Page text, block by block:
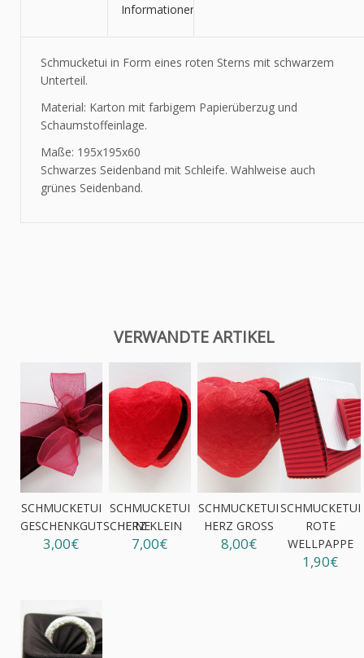
Informationen
Schmucketui in Form eines roten Sterns mit schwarzem
Unterteil.
Material: Karton mit farbigem Papierüberzug und
Schaumstoffeinlage.
Maße: 195x195x60
Schwarzes Seidenband mit Schleife. Wahlweise auch
grünes Seidenband.
VERWANDTE ARTIKEL
SCHMUCKETUI
GESCHENKGUTSCHEINE
3,00€
SCHMUCKETUI
HERZ KLEIN
7,00€
SCHMUCKETUI
HERZ GROSS
8,00€
SCHMUCKETUI
ROTE
WELLPAPPE
1,90€